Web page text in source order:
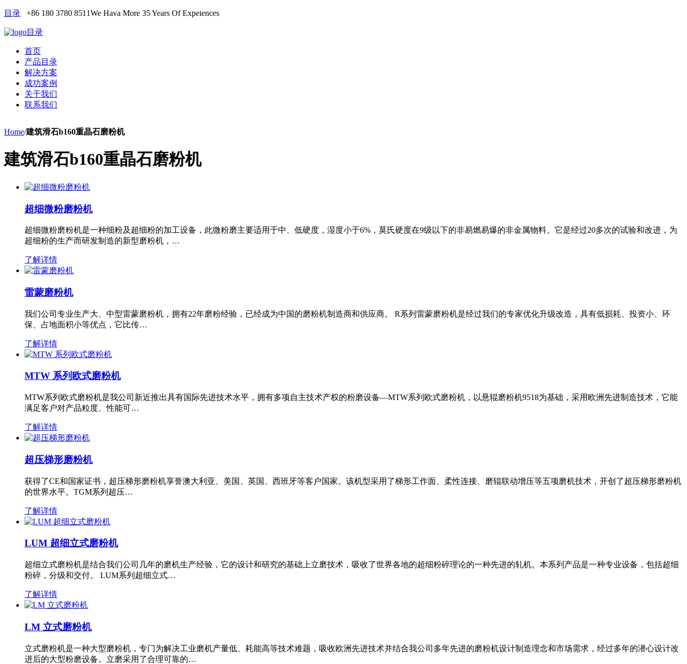
目录 +86 180 3780 8511We Hava More 35 Years Of Expeiences
目录
首页
产品目录
解决方案
成功案例
关于我们
联系我们
Home/建筑滑石b160重晶石磨粉机
建筑滑石b160重晶石磨粉机
超细微粉磨粉机
超细微粉磨粉机是一种细粉及超细粉的加工设备，此微粉磨主要适用于中、低硬度，湿度小于6%，莫氏硬度在9级以下的非易燃易爆的非金属物料。它是经过20多次的试验和改进，为
超细粉的生产而研发制造的新型磨粉机，…
了解详情
雷蒙磨粉机
我们公司专业生产大、中型雷蒙磨粉机，拥有22年磨粉经验，已经成为中国的磨粉机制造商和供应商。 R系列雷蒙磨粉机是经过我们的专家优化升级改造，具有低损耗、投资小、环
保、占地面积小等优点，它比传…
了解详情
MTW 系列欧式磨粉机
MTW系列欧式磨粉机是我公司新近推出具有国际先进技术水平，拥有多项自主技术产权的粉磨设备—MTW系列欧式磨粉机，以悬辊磨粉机9518为基础，采用欧洲先进制造技术，它能
满足客户对产品粒度、性能可…
了解详情
超压梯形磨粉机
获得了CE和国家证书，超压梯形磨粉机享誉澳大利亚、美国、英国、西班牙等客户国家。该机型采用了梯形工作面、柔性连接、磨辊联动增压等五项磨机技术，开创了超压梯形磨粉机
的世界水平。TGM系列超压…
了解详情
LUM 超细立式磨粉机
超细立式磨粉机是结合我们公司几年的磨机生产经验，它的设计和研究的基础上立磨技术，吸收了世界各地的超细粉碎理论的一种先进的轧机。本系列产品是一种专业设备，包括超细
粉碎，分级和交付。 LUM系列超细立式…
了解详情
LM 立式磨粉机
立式磨粉机是一种大型磨粉机，专门为解决工业磨机产量低、耗能高等技术难题，吸收欧洲先进技术并结合我公司多年先进的磨粉机设计制造理念和市场需求，经过多年的潜心设计改
进后的大型粉磨设备。立磨采用了合理可靠的…